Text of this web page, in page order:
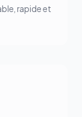
rapide et